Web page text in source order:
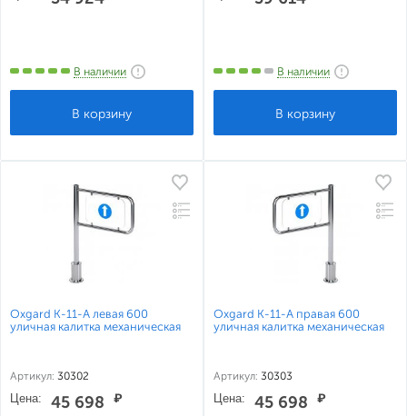
В наличии В наличии
Oxgard К-11-А левая 600
уличная калитка механическая
Артикул: 30302
Цена: 45 698 ₽
Oxgard К-11-А правая 600
уличная калитка механическая
Артикул: 30303
Цена: 45 698 ₽